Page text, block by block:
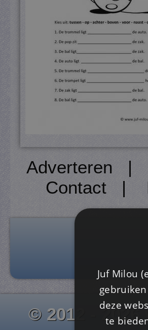
Adverteren |
Contact|
© 2012 -
Juf Milou
deze
te